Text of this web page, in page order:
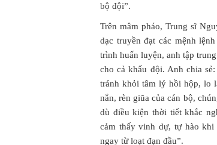
bộ đội”.
Trên mâm pháo, Trung sĩ
dạc truyền đạt các mệnh
trình huấn luyện, anh tập
cho cả khẩu đội. Anh chia
tránh khỏi tâm lý hồi hộp, lo
nắn, rèn giũa của cán bộ,
dù điều kiện thời tiết khắc
cảm thấy vinh dự, tự hào khi
ngay từ loạt đạn đầu”.